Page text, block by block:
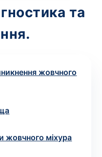
та
жовчного
жовчного міхура